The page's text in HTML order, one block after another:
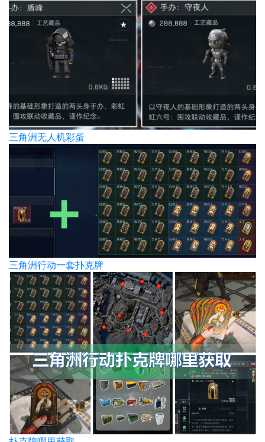
三角洲无人机彩蛋
三角洲行动一套扑克牌